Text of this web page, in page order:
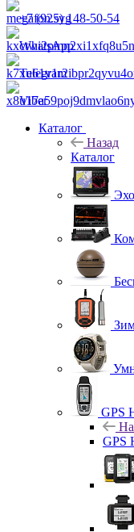
+7 (925) 148-50-54
WhatsApp
Telegram
Viber
Каталог
Назад
Каталог
GPS
GPS